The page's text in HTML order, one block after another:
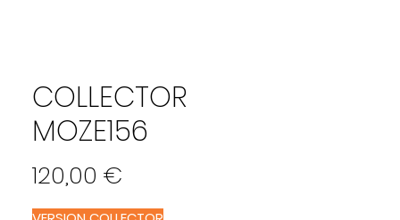
COLLECTOR
MOZE156
120,00 €